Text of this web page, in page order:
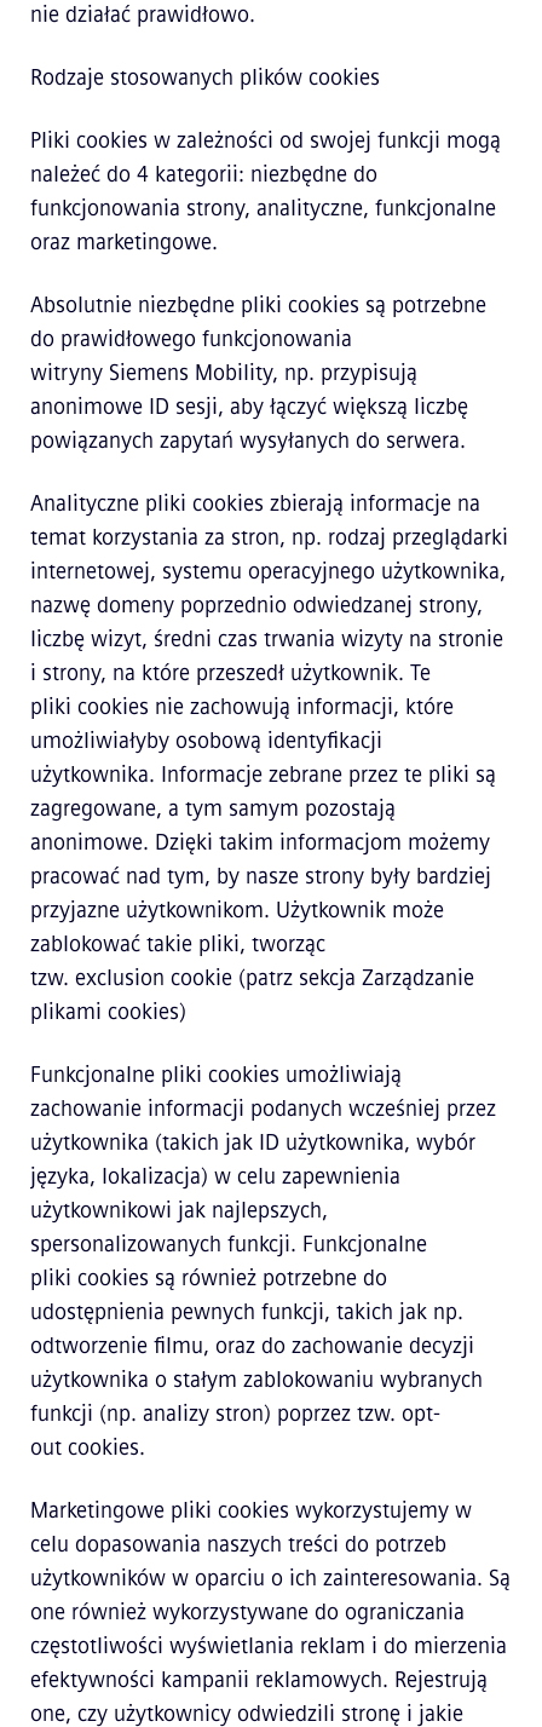
nie działać prawidłowo.
Rodzaje stosowanych plików cookies
Pliki cookies w zależności od swojej funkcji mogą
należeć do 4 kategorii: niezbędne do
funkcjonowania strony, analityczne, funkcjonalne
oraz marketingowe.
Absolutnie niezbędne pliki cookies są potrzebne
do prawidłowego funkcjonowania
witryny Siemens Mobility, np. przypisują
anonimowe ID sesji, aby łączyć większą liczbę
powiązanych zapytań wysyłanych do serwera.
Analityczne pliki cookies zbierają informacje na
temat korzystania za stron, np. rodzaj przeglądarki
internetowej, systemu operacyjnego użytkownika,
nazwę domeny poprzednio odwiedzanej strony,
liczbę wizyt, średni czas trwania wizyty na stronie
i strony, na które przeszedł użytkownik. Te
pliki cookies nie zachowują informacji, które
umożliwiałyby osobową identyfikacji
użytkownika. Informacje zebrane przez te pliki są
zagregowane, a tym samym pozostają
anonimowe. Dzięki takim informacjom możemy
pracować nad tym, by nasze strony były bardziej
przyjazne użytkownikom. Użytkownik może
zablokować takie pliki, tworząc
tzw. exclusion cookie (patrz sekcja Zarządzanie
plikami cookies)
Funkcjonalne pliki cookies umożliwiają
zachowanie informacji podanych wcześniej przez
użytkownika (takich jak ID użytkownika, wybór
języka, lokalizacja) w celu zapewnienia
użytkownikowi jak najlepszych,
spersonalizowanych funkcji. Funkcjonalne
pliki cookies są również potrzebne do
udostępnienia pewnych funkcji, takich jak np.
odtworzenie filmu, oraz do zachowanie decyzji
użytkownika o stałym zablokowaniu wybranych
funkcji (np. analizy stron) poprzez tzw. opt-
out cookies.
Marketingowe pliki cookies wykorzystujemy w
celu dopasowania naszych treści do potrzeb
użytkowników w oparciu o ich zainteresowania. Są
one również wykorzystywane do ograniczania
częstotliwości wyświetlania reklam i do mierzenia
efektywności kampanii reklamowych. Rejestrują
one, czy użytkownicy odwiedzili stronę i jakie